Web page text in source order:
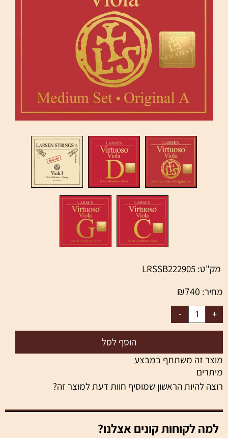
מק"ט: LRSSB222905
מחיר:
₪740
הוסף לסל
מוצר זה משתתף במבצע
מיתרים
רוצה להיות הראשון שמוסיף חוות דעת למוצר זה?
למה לקוחות קונים אצלנו?